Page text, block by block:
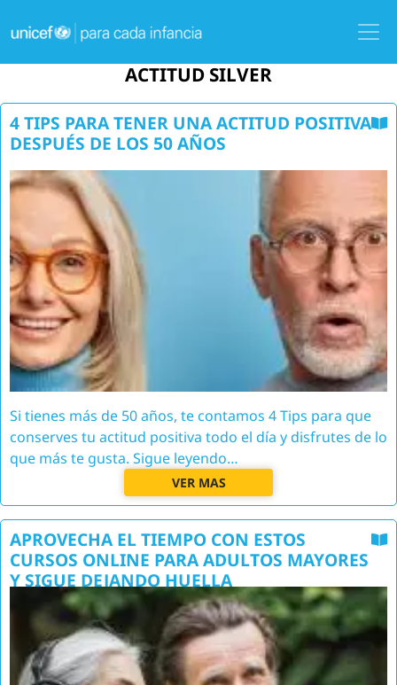
to
ACTITUD SILVER
4 TIPS PARA TENER UNA ACTITUD POSITIVA
DESPUÉS DE LOS 50 AÑOS
Image
Si tienes más de 50 años, te contamos 4 Tips para que
conserves tu actitud positiva todo el día y disfrutes de lo
que más te gusta. Sigue leyendo…
VER MAS
APROVECHA EL TIEMPO CON ESTOS
CURSOS ONLINE PARA ADULTOS MAYORES
Y SIGUE DEJANDO HUELLA